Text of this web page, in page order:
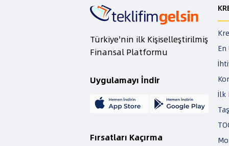
Türkiye'nin ilk Kişiselleştirilmiş
Finansal Platformu
Uygulamayı İndir
Fırsatları Kaçırma
İlk